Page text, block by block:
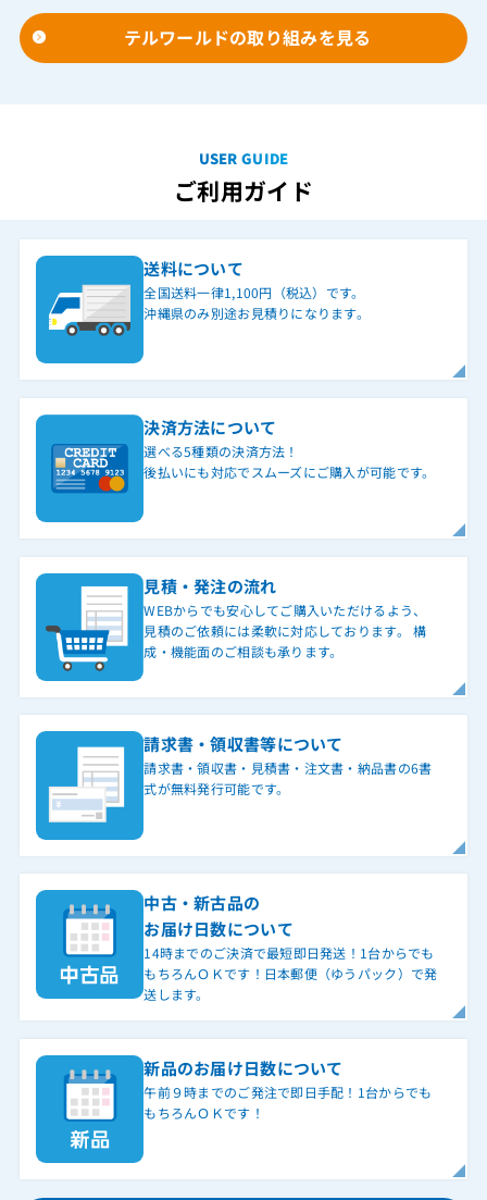
テルワールドの取り組みを見る
USER GUIDE
ご利用ガイド
送料について
全国送料一律1,100円（税込）です。
沖縄県のみ別途お見積りになります。
決済方法について
選べる5種類の決済方法！
後払いにも対応でスムーズにご購入が可能です。
見積・発注の流れ
WEBからでも安心してご購入いただけるよう、
見積のご依頼には柔軟に対応しております。 構
成・機能面のご相談も承ります。
請求書・領収書等について
請求書・領収書・見積書・注文書・納品書の6書
式が無料発行可能です。
中古・新古品の
お届け日数について
14時までのご決済で最短即日発送！1台からでも
もちろんＯＫです！日本郵便（ゆうパック）で発
送します。
新品のお届け日数について
午前９時までのご発注で即日手配！1台からでも
もちろんＯＫです！